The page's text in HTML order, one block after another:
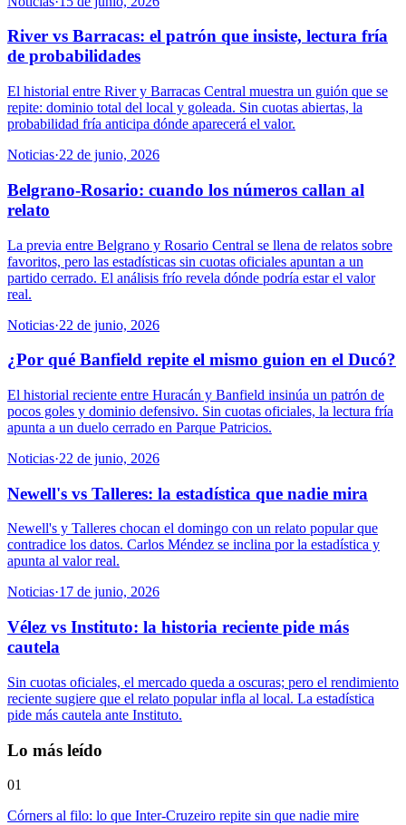
River vs Barracas: el patrón que insiste, lectura fría
de probabilidades
El historial entre River y Barracas Central muestra un guión que se
repite: dominio total del local y goleada. Sin cuotas abiertas, la
probabilidad fría anticipa dónde aparecerá el valor.
Noticias·22 de junio, 2026
Belgrano-Rosario: cuando los números callan al
relato
La previa entre Belgrano y Rosario Central se llena de relatos sobre
favoritos, pero las estadísticas sin cuotas oficiales apuntan a un
partido cerrado. El análisis frío revela dónde podría estar el valor
real.
Noticias·22 de junio, 2026
¿Por qué Banfield repite el mismo guion en el Ducó?
El historial reciente entre Huracán y Banfield insinúa un patrón de
pocos goles y dominio defensivo. Sin cuotas oficiales, la lectura fría
apunta a un duelo cerrado en Parque Patricios.
Noticias·22 de junio, 2026
Newell's vs Talleres: la estadística que nadie mira
Newell's y Talleres chocan el domingo con un relato popular que
contradice los datos. Carlos Méndez se inclina por la estadística y
apunta al valor real.
Noticias·17 de junio, 2026
Vélez vs Instituto: la historia reciente pide más
cautela
Sin cuotas oficiales, el mercado queda a oscuras; pero el rendimiento
reciente sugiere que el relato popular infla al local. La estadística
pide más cautela ante Instituto.
Lo más leído
01
Córners al filo: lo que Inter-Cruzeiro repite sin que nadie mire